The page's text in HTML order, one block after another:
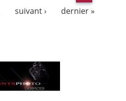
suivant › dernier »